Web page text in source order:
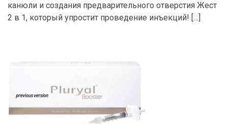
канюли и создания предварительного отверстия Жест
2 в 1, который упростит проведение инъекций! […]